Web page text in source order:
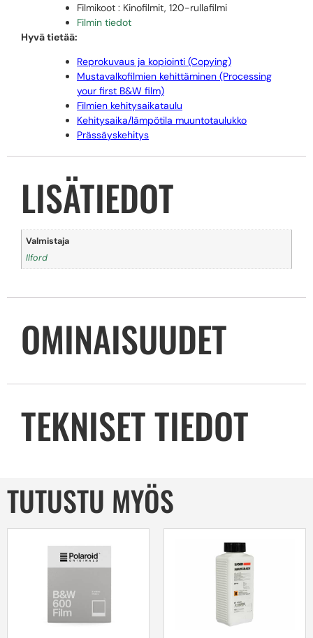
Filmikoot : Kinofilmit, 120-rullafilmi
Filmin tiedot
Hyvä tietää:
Reprokuvaus ja kopiointi (Copying)
Mustavalkofilmien kehittäminen (Processing
your first B&W film)
Filmien kehitysaikataulu
Kehitysaika/lämpötila muuntotaulukko
Prässäyskehitys
LISÄTIEDOT
Valmistaja
Ilford
OMINAISUUDET
TEKNISET TIEDOT
TUTUSTU MYÖS